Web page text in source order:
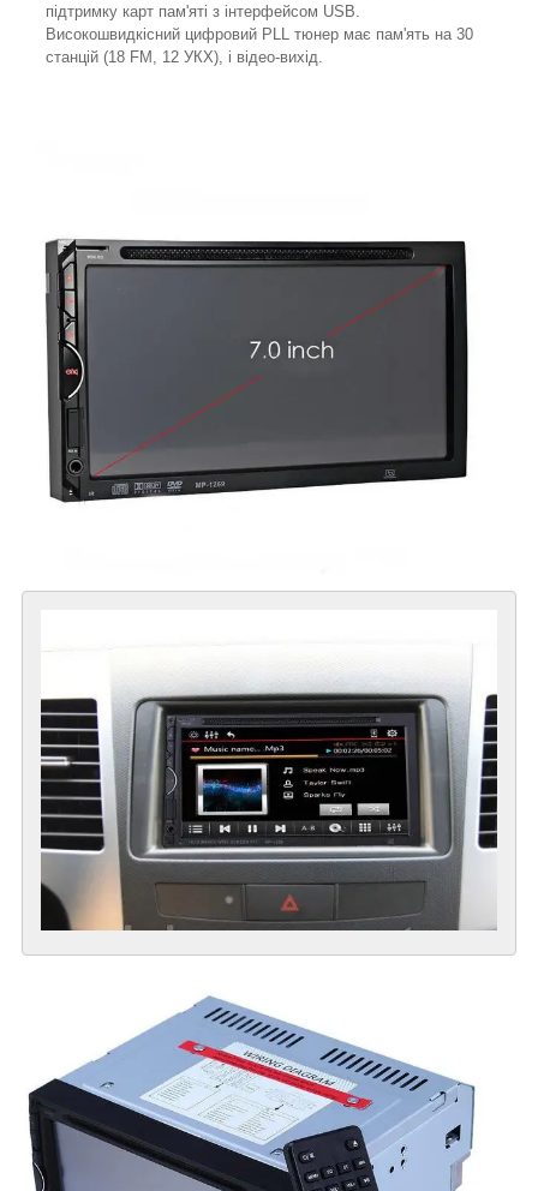
підтримку карт пам'яті з інтерфейсом USB.
Високошвидкісний цифровий PLL тюнер має пам'ять на 30
станцій (18 FM, 12 УКХ), і відео-вихід.